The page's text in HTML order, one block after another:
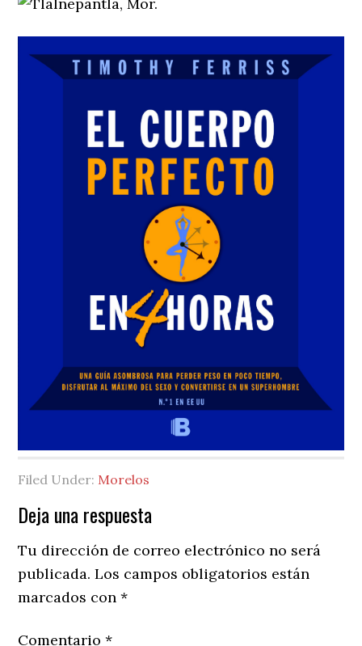
Filed Under: Morelos
Reader
Interactions
Deja una respuesta
Tu dirección de correo electrónico no será
publicada. Los campos obligatorios están
marcados con*
Comentario*